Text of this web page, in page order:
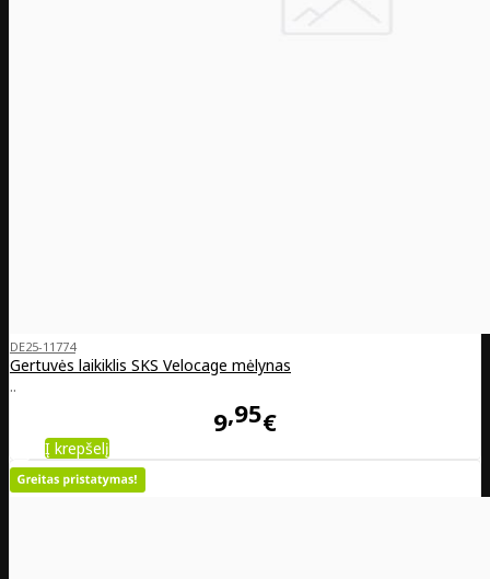
DE25-11774
Gertuvės laikiklis SKS Velocage mėlynas
..
9 95€
Į krepšelį